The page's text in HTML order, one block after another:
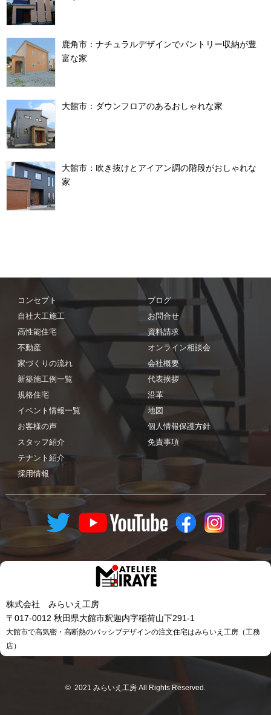
鹿角市：ナチュラルデザインでパントリー収納が豊
富な家
大館市：ダウンフロアのあるおしゃれな家
大館市：吹き抜けとアイアン調の階段がおしゃれな
家
コンセプト
自社大工施工
高性能住宅
不動産
家づくりの流れ
新築施工例一覧
規格住宅
イベント情報一覧
お客様の声
スタッフ紹介
テナント紹介
採用情報
ブログ
お問合せ
資料請求
オンライン相談会
会社概要
代表挨拶
沿革
地図
個人情報保護方針
免責事項
株式会社 みらいえ工房
〒017-0012 秋田県大館市釈迦内字稲荷山下291-1
大館市で高気密・高断熱のパッシブデザインの注文住宅はみらいえ工房（工務
店）
© 2021 みらいえ工房 All Rights Reserved.